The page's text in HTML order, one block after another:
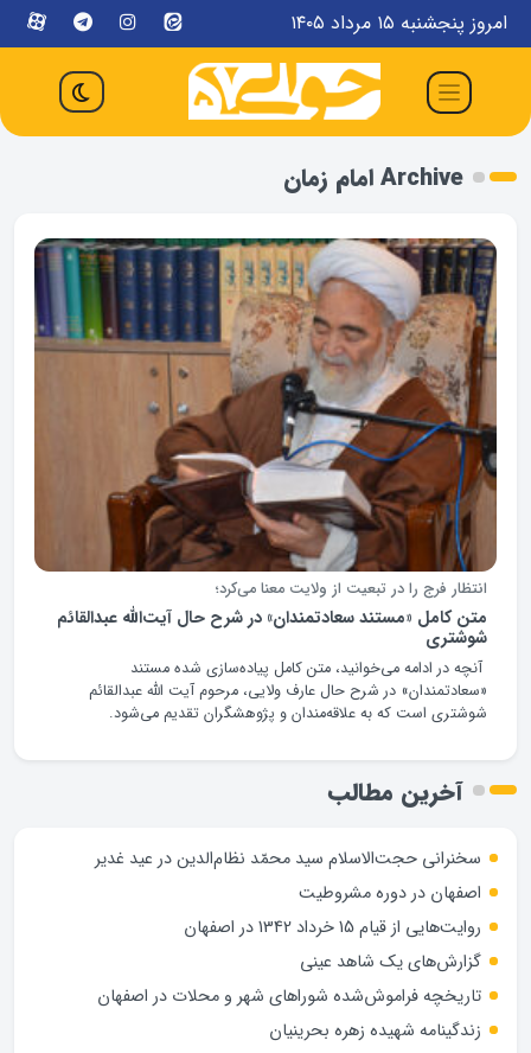
امروز پنجشنبه ۱۵ مرداد ۱۴۰۵
Archive امام زمان
انتظار فرج را در تبعیت از ولایت معنا می‌کرد؛
متن کامل «مستند سعادتمندان» در شرح حال آیت‌الله عبدالقائم
شوشتری
آنچه در ادامه می‌خوانید، متن کامل پیاده‌سازی شده مستند
«سعادتمندان» در شرح حال عارف ولایی، مرحوم آیت الله عبدالقائم
شوشتری است که به علاقه‌مندان و پژوهشگران تقدیم می‌شود.
آخرین مطالب
سخنرانی حجت‌الاسلام سید محمّد نظام‌الدین در عید غدیر
اصفهان در دوره مشروطیت
روایت‌هایی از قیام 15 خرداد 1342 در اصفهان
گزارش‌های یک شاهد عینی
تاریخچه فراموش‌شده شوراهای شهر و محلات در اصفهان
زندگینامه شهيده زهره بحرينيان